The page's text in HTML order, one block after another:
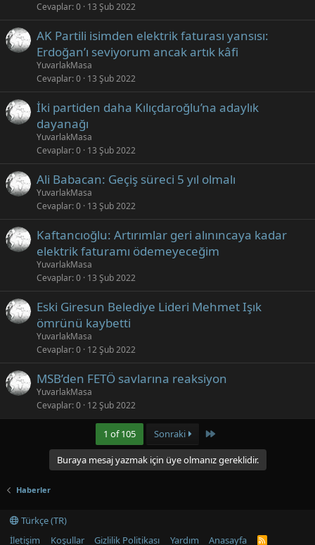
Cevaplar 0 13 Şub 2022
AK Partili isimden elektrik faturası yansısı:
Erdoğan’ı seviyorum ancak artık kâfi
YuvarlakMasa
Cevaplar 0 13 Şub 2022
İki partiden daha Kılıçdaroğlu’na adaylık
dayanağı
YuvarlakMasa
Cevaplar 0 13 Şub 2022
Ali Babacan: Geçiş süreci 5 yıl olmalı
YuvarlakMasa
Cevaplar 0 13 Şub 2022
Kaftancıoğlu: Artırımlar geri alınıncaya kadar
elektrik faturamı ödemeyeceğim
YuvarlakMasa
Cevaplar 0 13 Şub 2022
Eski Giresun Belediye Lideri Mehmet Işık
ömrünü kaybetti
YuvarlakMasa
Cevaplar 0 12 Şub 2022
MSB’den FETÖ savlarına reaksiyon
YuvarlakMasa
Cevaplar 0 12 Şub 2022
1 of 105 Sonraki Last
Buraya mesaj yazmak için üye olmanız gereklidir.
Haberler
Türkçe (TR)
İletişim
Koşullar Gizlilik Politikası Yardım Anasayfa
R